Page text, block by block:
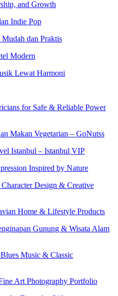
and Growth
Indie Pop
dan Praktis
Modern
Lewat Harmoni
for Safe & Reliable Power
Makan Vegetarian – GoNutss
Istanbul – Istanbul VIP
Inspired by Nature
Design & Creative
Home & Lifestyle Products
Gunung & Wisata Alam
Music & Classic
Art Photography Portfolio